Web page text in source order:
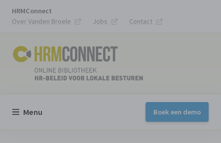
HRMConnect
Over Vanden Broele
Jobs Contact
Menu Boek een demo